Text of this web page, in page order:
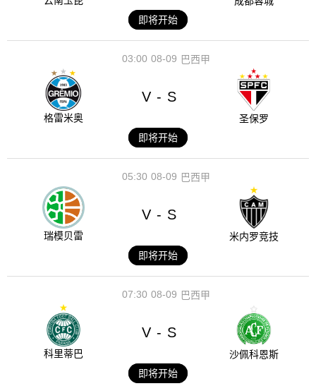
即将开始
08-09
03:00 巴西甲
格雷米奥
V - S
圣保罗
即将开始
08-09
05:30 巴西甲
瑞模贝雷
V - S
米内罗竞技
即将开始
08-09
07:30 巴西甲
科里蒂巴
V - S
沙佩科恩斯
即将开始